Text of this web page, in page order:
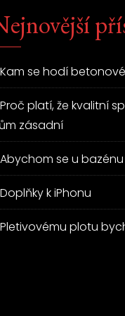
Kam se hodí
Proč platí, že kvalitní
zásadní
Abychom se u
Doplňky k iPhonu
Pletivovému plotu